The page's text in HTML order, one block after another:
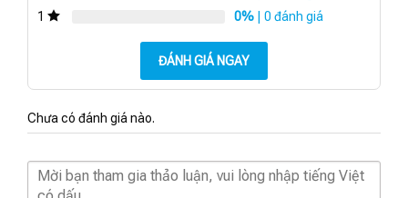
1
0% | 0 đánh giá
ĐÁNH GIÁ NGAY
Chưa có đánh giá nào.